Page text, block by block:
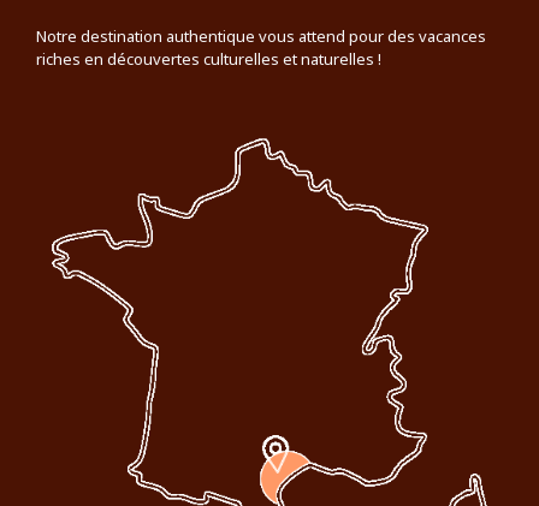
Notre destination authentique vous attend pour des vacances
riches en découvertes culturelles et naturelles !